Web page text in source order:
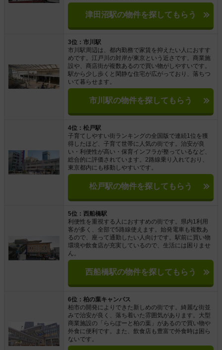
津田沼駅の物件を探してもらう
3位：市川駅
市川駅周辺は、都内勤務で家賃を抑えたい人におすす
めです。江戸川の対岸が東京という近さです。商業施
設や、商店街が複数あるので買い物がしやすいです。
駅から少し歩くと閑静な住宅が広がっており、落ちつ
いて暮らせます。
市川駅の物件を探してもらう
4位：松戸駅
子育てしやすい街ランキングの全国版で連続1位を獲
得したほど、子育て世帯に人気の街です。治安が良
い・利便性が高い・保育インフラが整っているなど、
総合的に評価されています。2路線乗り入れており、
東京都内にも移動しやすいです。
松戸駅の物件を探してもらう
5位：西船橋駅
利便性を重視する人におすすめの街です。県内1利用
客が多く、全部で5路線使えます。始発電車も複数あ
るので、座って通勤したい人向けです。駅前に買い物
環境や飲食店が充実しているので、生活には困りませ
ん。
西船橋駅の物件を探してもらう
6位：柏の葉キャンパス
柏市の開発によりできた新しめの街です。綺麗な街並
みで治安が良く、落ち着いた雰囲気があります。大型
商業施設の「ららぽーと柏の葉」があるので買い物や
外食に便利です。また、飲食店も豊富で外食時は困ら
ないです。